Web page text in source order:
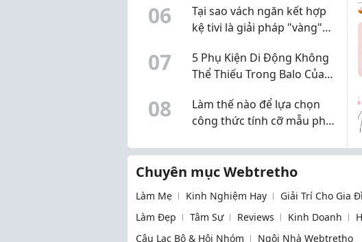
06
Tại sao vách ngăn kết hợp
kệ tivi là giải pháp "vàng"
07
5 Phụ Kiện Di Động Không
Thể Thiếu Trong Balo Của
08
Làm thế nào để lựa chọn
công thức tính cỡ mẫu phù
Chuyên mục Webtretho
Làm Mẹ Kinh Nghiệm Hay Giải Trí Cho Gia
Làm Đẹp
Tâm Sự Reviews Kinh Doanh
Câu Lạc Bộ & Hội Nhóm
Ngôi Nhà Webtretho